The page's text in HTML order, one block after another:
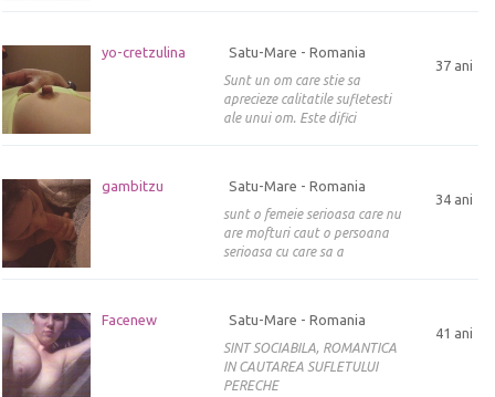
yo-cretzulina
37 ani
Satu-Mare - Romania
Sunt un om care stie sa
aprecieze calitatile sufletesti
ale unui om. Este difici
gambitzu
34 ani
Satu-Mare - Romania
sunt o femeie serioasa care nu
are mofturi caut o persoana
serioasa cu care sa a
Facenew
41 ani
Satu-Mare - Romania
SINT SOCIABILA, ROMANTICA
IN CAUTAREA SUFLETULUI
PERECHE